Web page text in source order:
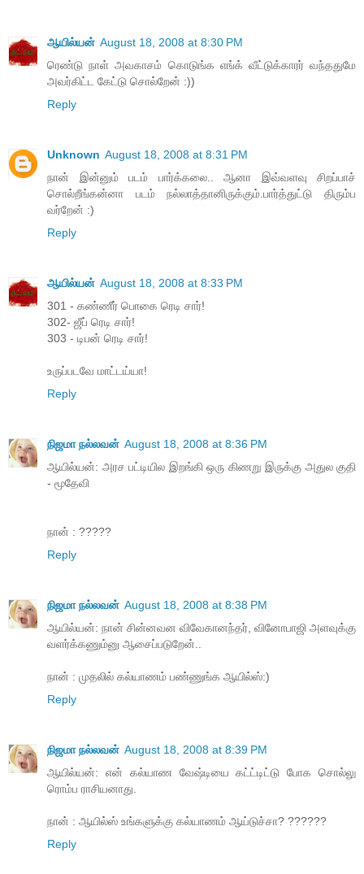
ஆயில்யன் August 18, 2008 at 8:30 PM
ரெண்டு நாள் அவகாசம் கொடுங்க எங்க் வீட்டுக்காரர் வந்ததுமே
அவர்கிட்ட கேட்டு சொல்றேன் :))
Reply
Unknown August 18, 2008 at 8:31 PM
நான் இன்னும் படம் பார்க்கலை.. ஆனா இவ்வளவு சிறப்பாச்
சொல்றீங்கன்னா படம் நல்லாத்தானிருக்கும்.பார்த்துட்டு திரும்ப
வர்றேன் :)
Reply
ஆயில்யன் August 18, 2008 at 8:33 PM
301 - கண்ணீர் பொகை ரெடி சார்!
302- ஜீப் ரெடி சார்!
303 - டிபன் ரெடி சார்!
உருப்படவே மாட்டய்யா!
Reply
நிஜமா நல்லவன் August 18, 2008 at 8:36 PM
ஆயில்யன்: அரச பட்டியில இறங்கி ஒரு கிணறு இருக்கு அதுல குதி
- மூதேவி
நான் : ?????
Reply
நிஜமா நல்லவன் August 18, 2008 at 8:38 PM
ஆயில்யன்: நான் சின்னவன விவேகானந்தர், வினோபாஜி அளவுக்கு
வளர்க்கணும்னு ஆசைப்படுறேன்..
நான் : முதலில் கல்யாணம் பண்ணுங்க ஆயில்ஸ்:)
Reply
நிஜமா நல்லவன் August 18, 2008 at 8:39 PM
ஆயில்யன்: என் கல்யாண வேஷ்டியை கட்ட்டிட்டு போக சொல்லு
ரொம்ப ராசியனாது.
நான் : ஆயில்ஸ் உங்களுக்கு கல்யாணம் ஆய்டுச்சா? ??????
Reply